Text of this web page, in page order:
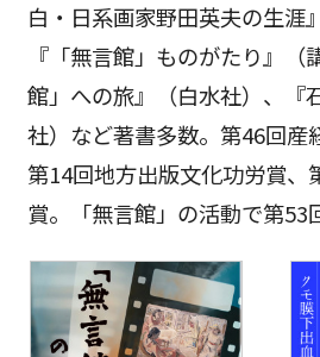
白・日系画家野田英夫の生涯
『「無言館」ものがたり』
館」への旅』（白水社）、『
社）など著書多数。第46回産
第14回地方出版文化功労賞、
賞。「無言館」の活動で第53